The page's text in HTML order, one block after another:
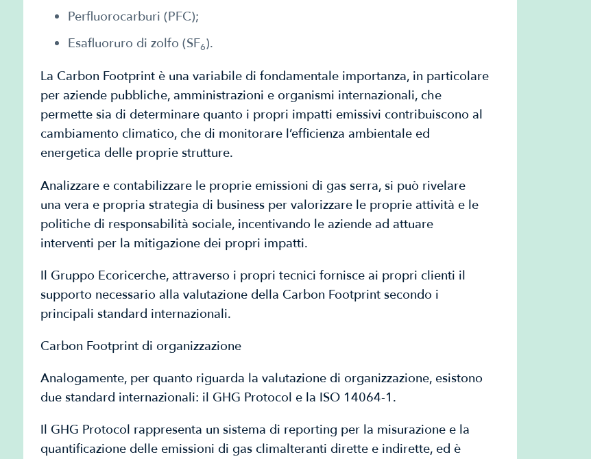
Perfluorocarburi (PFC);
Esafluoruro di zolfo (SF6).
La Carbon Footprint è una variabile di fondamentale importanza, in particolare
per aziende pubbliche, amministrazioni e organismi internazionali, che
permette sia di determinare quanto i propri impatti emissivi contribuiscono al
cambiamento climatico, che di monitorare l’efficienza ambientale ed
energetica delle proprie strutture.
Analizzare e contabilizzare le proprie emissioni di gas serra, si può rivelare
una vera e propria strategia di business per valorizzare le proprie attività e le
politiche di responsabilità sociale, incentivando le aziende ad attuare
interventi per la mitigazione dei propri impatti.
Il Gruppo Ecoricerche, attraverso i propri tecnici fornisce ai propri clienti il
supporto necessario alla valutazione della Carbon Footprint secondo i
principali standard internazionali.
Carbon Footprint di organizzazione
Analogamente, per quanto riguarda la valutazione di organizzazione, esistono
due standard internazionali: il GHG Protocol e la ISO 14064-1.
Il GHG Protocol rappresenta un sistema di reporting per la misurazione e la
quantificazione delle emissioni di gas climalteranti dirette e indirette, ed è